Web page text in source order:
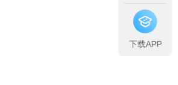
下载APP